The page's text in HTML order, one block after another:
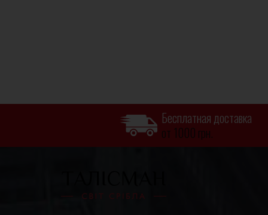
Бесплатная доставка
от 1000 грн.